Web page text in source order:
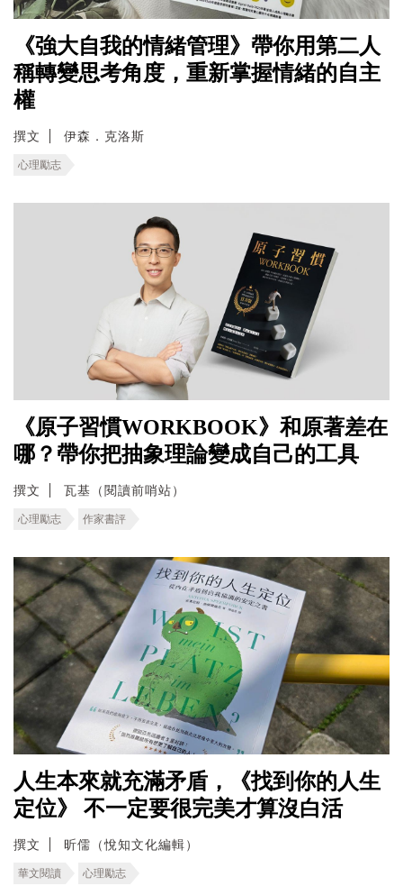
《強大自我的情緒管理》帶你用第二人
稱轉變思考角度，重新掌握情緒的自主
權
撰文 伊森．克洛斯
心理勵志
《原子習慣WORKBOOK》和原著差在
哪？帶你把抽象理論變成自己的工具
撰文 瓦基（閱讀前哨站）
心理勵志 作家書評
人生本來就充滿矛盾，《找到你的人生
定位》 不一定要很完美才算沒白活
撰文 昕儒（悅知文化編輯）
華文閱讀 心理勵志